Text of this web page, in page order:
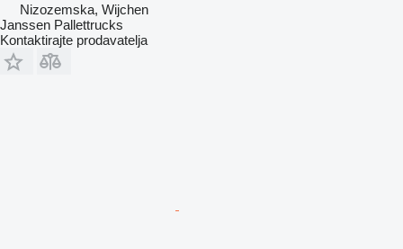
Nizozemska, Wijchen
Janssen Pallettrucks
Kontaktirajte prodavatelja